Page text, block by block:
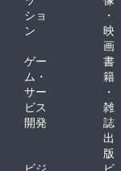
ショ
ン
・
映
画
ゲー
ム・
サー
ビス
開発
書
籍
・
雑
誌
出
版